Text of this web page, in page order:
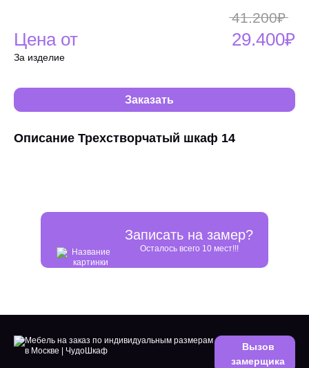
Цена от
41.200₽
29.400₽
За изделие
Заказать
Описание Трехстворчатый шкаф 14
Записать на замер?
Осталось всего 10 мест!!!
Вызов
замерщика